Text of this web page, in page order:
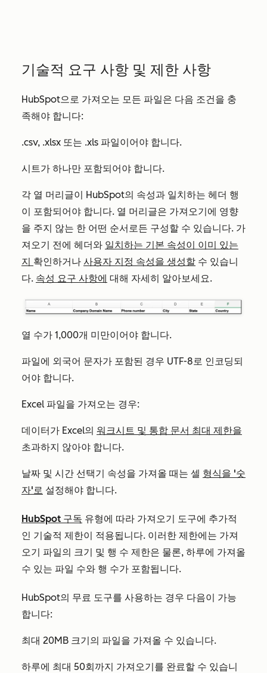
기술적 요구 사항 및 제한 사항
HubSpot으로 가져오는 모든 파일은 다음 조건을 충
족해야 합니다:
.csv, .xlsx 또는 .xls 파일이어야 합니다.
시트가 하나만 포함되어야 합니다.
각 열 머리글이 HubSpot의 속성과 일치하는 헤더 행
이 포함되어야 합니다. 열 머리글은 가져오기에 영향
을 주지 않는 한 어떤 순서로든 구성할 수 있습니다. 가
져오기 전에 헤더와 일치하는 기본 속성이 이미 있는
지 확인하거나 사용자 지정 속성을 생성할 수 있습니
다. 속성 요구 사항에 대해 자세히 알아보세요.
열 수가 1,000개 미만이어야 합니다.
파일에 외국어 문자가 포함된 경우 UTF-8로 인코딩되
어야 합니다.
Excel 파일을 가져오는 경우:
데이터가 Excel의 워크시트 및 통합 문서 최대 제한을
초과하지 않아야 합니다.
날짜 및 시간 선택기 속성을 가져올 때는 셀 형식을 '숫
자'로 설정해야 합니다.
HubSpot 구독 유형에 따라 가져오기 도구에 추가적
인 기술적 제한이 적용됩니다. 이러한 제한에는 가져
오기 파일의 크기 및 행 수 제한은 물론, 하루에 가져올
수 있는 파일 수와 행 수가 포함됩니다.
HubSpot의 무료 도구를 사용하는 경우 다음이 가능
합니다:
최대 20MB 크기의 파일을 가져올 수 있습니다.
하루에 최대 50회까지 가져오기를 완료할 수 있습니